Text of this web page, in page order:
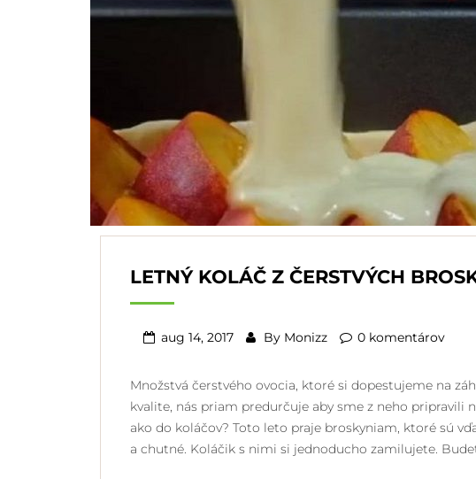
LETNÝ KOLÁČ Z ČERSTVÝCH
aug 14, 2017 By Monizz 0 komentárov
Množstvá čerstvého ovocia, ktoré si dopestujeme na
kvalite, nás priam predurčuje aby sme z neho pripravili
ako do koláčov? Toto leto praje broskyniam, ktoré sú
a chutné. Koláčik s nimi si jednoducho zamilujete.